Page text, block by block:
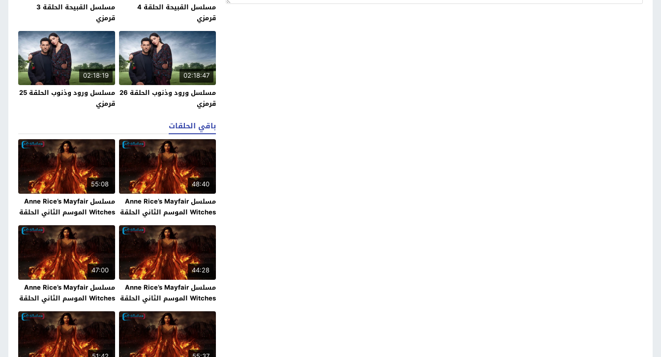
مسلسل القبيحة الحلقة 4
قرمزي
مسلسل القبيحة الحلقة 3
قرمزي
02:18:47
مسلسل ورود وذنوب الحلقة 26
قرمزي
02:18:19
مسلسل ورود وذنوب الحلقة 25
قرمزي
باقي الحلقات
48:40
مسلسل Anne Rice’s Mayfair
Witches الموسم الثاني الحلقة
6 فاصل اعلاني
55:08
مسلسل Anne Rice’s Mayfair
Witches الموسم الثاني الحلقة
5 فاصل اعلاني
44:28
مسلسل Anne Rice’s Mayfair
Witches الموسم الثاني الحلقة
4 فاصل اعلاني
47:00
مسلسل Anne Rice’s Mayfair
Witches الموسم الثاني الحلقة
3 فاصل اعلاني